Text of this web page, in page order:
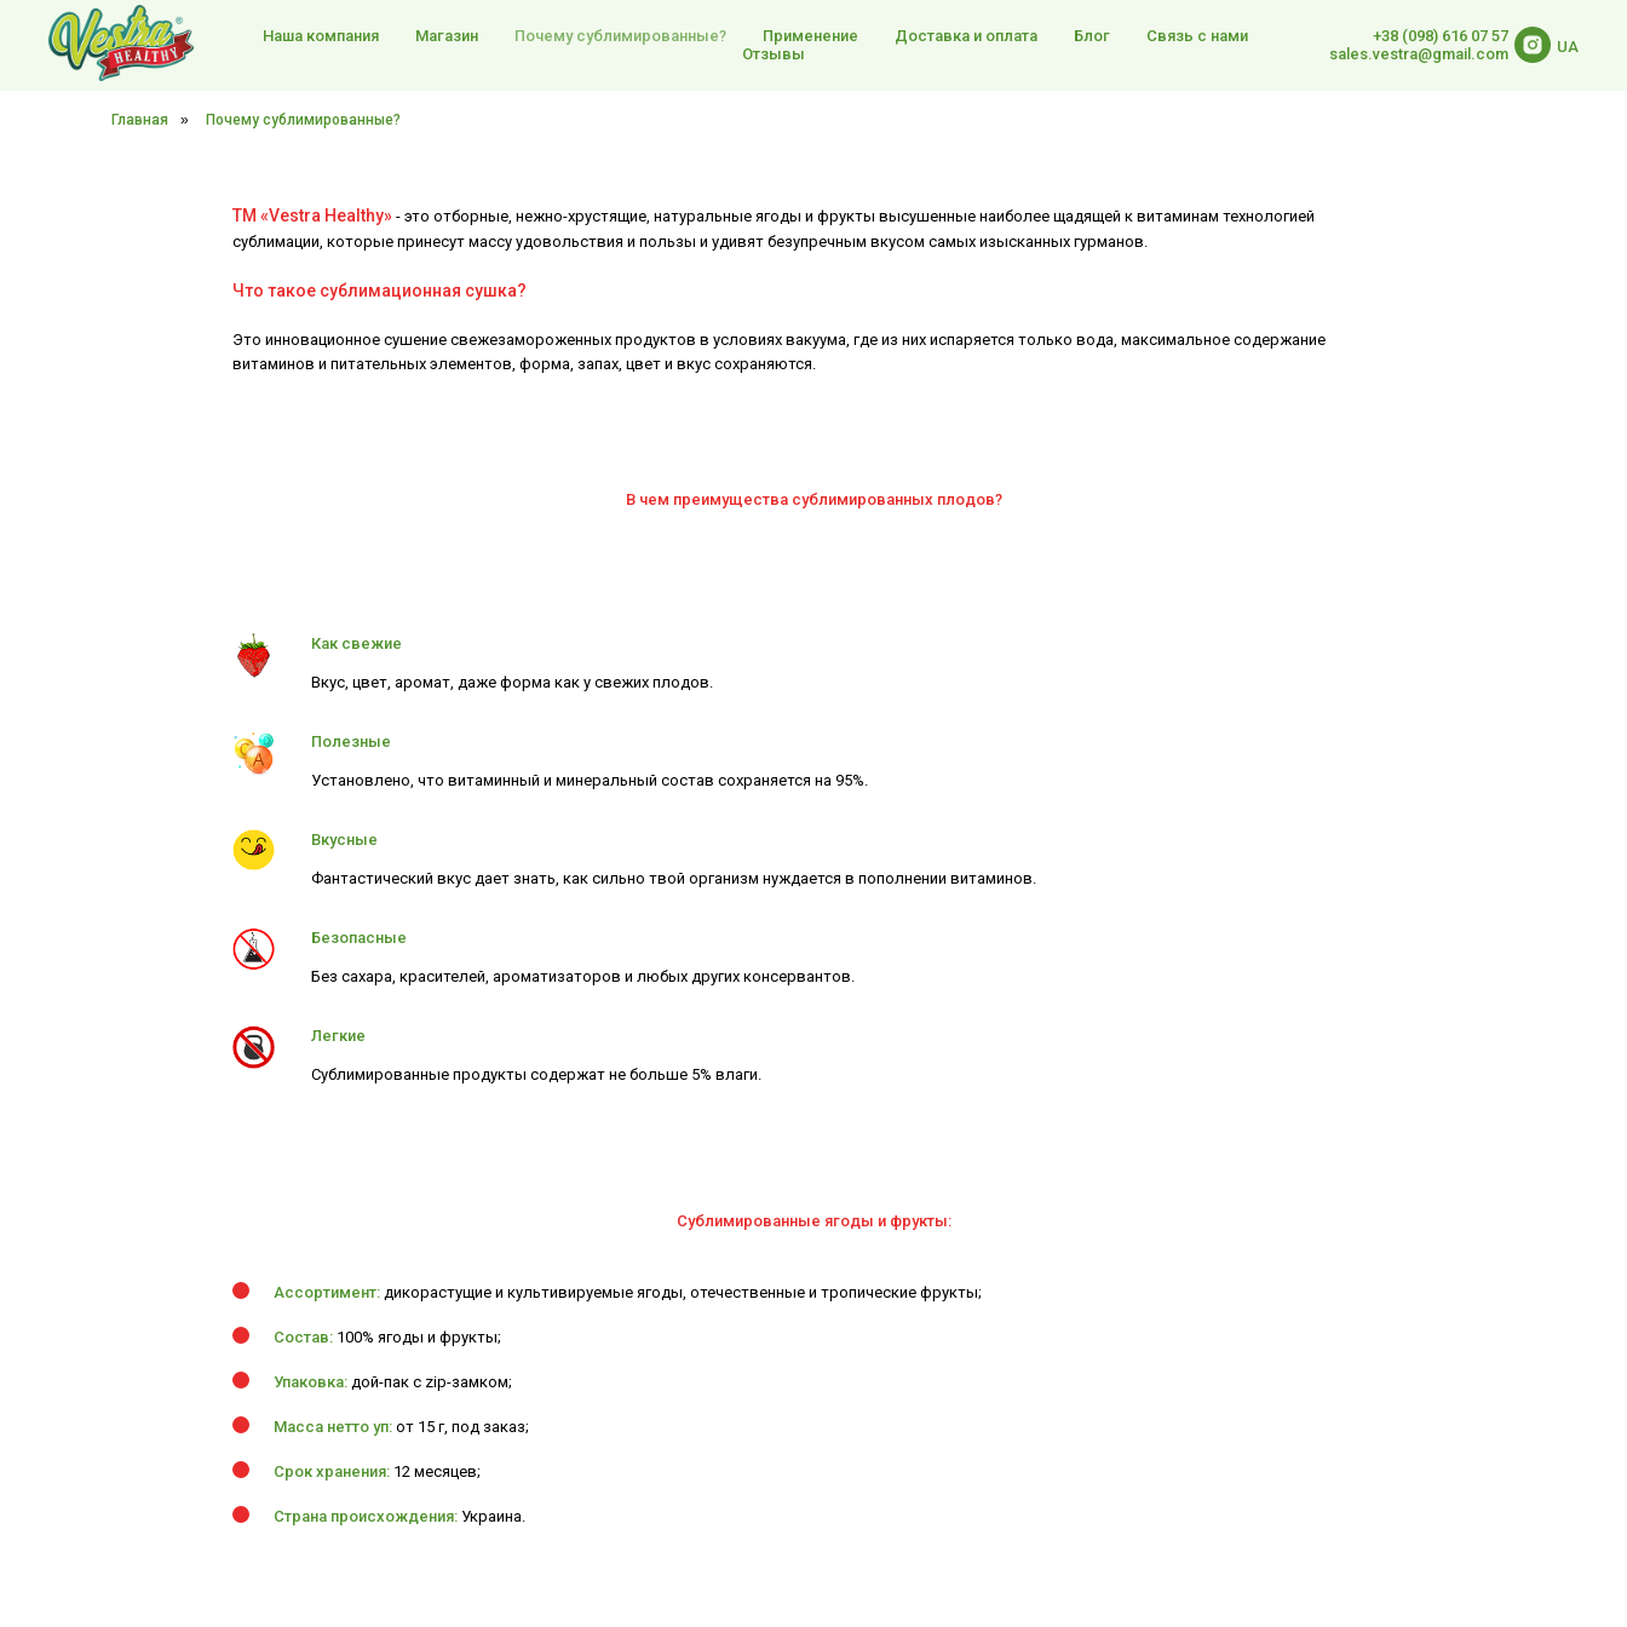
Наша компания Магазин Почему сублимированные? Применение Доставка и оплата Блог
Связь с нами
Отзывы
+38 (098) 616 07 57
sales.vestra@gmail.com
UA
Главная » Почему сублимированные?
ТМ «Vestra Healthy» - это отборные, нежно-хрустящие, натуральные ягоды и фрукты высушенные наиболее щадящей к витаминам технологией
сублимации, которые принесут массу удовольствия и пользы и удивят безупречным вкусом самых изысканных гурманов.
Что такое сублимационная сушка?
Это инновационное сушение свежезамороженных продуктов в условиях вакуума, где из них испаряется только вода, максимальное содержание
витаминов и питательных элементов, форма, запах, цвет и вкус сохраняются.
В чем преимущества сублимированных плодов?
Как свежие
Вкус, цвет, аромат, даже форма как у свежих плодов.
Полезные
Установлено, что витаминный и минеральный состав сохраняется на 95%.
Вкусные
Фантастический вкус дает знать, как сильно твой организм нуждается в пополнении витаминов.
Безопасные
Без сахара, красителей, ароматизаторов и любых других консервантов.
Легкие
Сублимированные продукты содержат не больше 5% влаги.
Сублимированные ягоды и фрукты:
Ассортимент: дикорастущие и культивируемые ягоды, отечественные и тропические фрукты;
Состав: 100% ягоды и фрукты;
Упаковка: дой-пак с zip-замком;
Масса нетто уп: от 15 г, под заказ;
Срок хранения: 12 месяцев;
Страна происхождения: Украина.